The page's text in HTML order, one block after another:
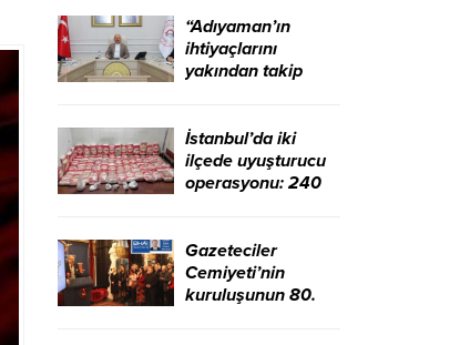
“Adıyaman’ın
ihtiyaçlarını
yakından takip
İstanbul’da iki
ilçede uyuşturucu
operasyonu: 240
– Birlik Haber
Ajansı
Gazeteciler
Cemiyeti’nin
kuruluşunun 80.